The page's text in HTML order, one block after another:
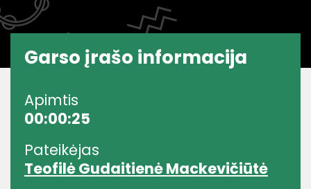
Garso įrašo informacija
Apimtis
00:00:25
Pateikėjas
Teofilė Gudaitienė Mackevičiūtė